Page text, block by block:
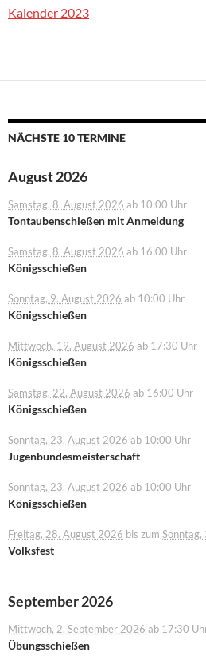
Kalender 2023
NÄCHSTE 10 TERMINE
August 2026
Samstag, 8. August 2026 ab 10:00 Uhr
Tontaubenschießen mit Anmeldung
Samstag, 8. August 2026 ab 16:00 Uhr
Königsschießen
Sonntag, 9. August 2026 ab 10:00 Uhr
Königsschießen
Mittwoch, 19. August 2026 ab 17:30 Uhr
Königsschießen
Samstag, 22. August 2026 ab 16:00 Uhr
Königsschießen
Sonntag, 23. August 2026 ab 10:00 Uhr
Jugenbundesmeisterschaft
Sonntag, 23. August 2026 ab 10:00 Uhr
Königsschießen
Freitag, 28. August 2026 bis zum
Volksfest
September 2026
Mittwoch, 2. September 2026 ab 17:30
Übungsschießen